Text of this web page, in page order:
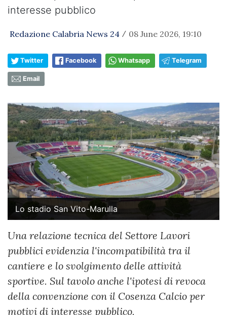
interesse pubblico
Redazione Calabria News 24 / 08 June 2026, 19:10
Twitter Facebook Whatsapp Telegram
Email
Lo stadio San Vito-Marulla
Una relazione tecnica del Settore Lavori
pubblici evidenzia l'incompatibilità tra il
cantiere e lo svolgimento delle attività
sportive. Sul tavolo anche l'ipotesi di revoca
della convenzione con il Cosenza Calcio per
motivi di interesse pubblico.